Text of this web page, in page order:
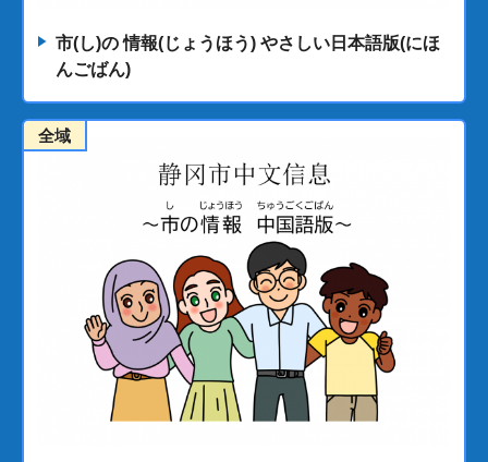
市(し)の 情報(じょうほう) やさしい日本語版(にほ
んごばん)
全域